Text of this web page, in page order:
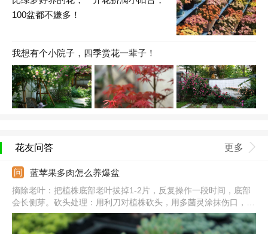
100盆都不嫌多！
我想有个小院子，四季赏花一辈子！
花友问答 更多
蓝苹果多肉怎么养爆盆
摘除老叶：把植株底部老叶拔掉1-2片，反复操作一段时间，底部
会长侧芽。砍头处理：用利刀对植株砍头，用多菌灵涂抹伤口，并
在阴凉通风处养。光照充足：把它放到向阳处，每天见光不少于5
个小时，夏季要避免暴晒。合理浇水：生长期保持土壤湿润，大型